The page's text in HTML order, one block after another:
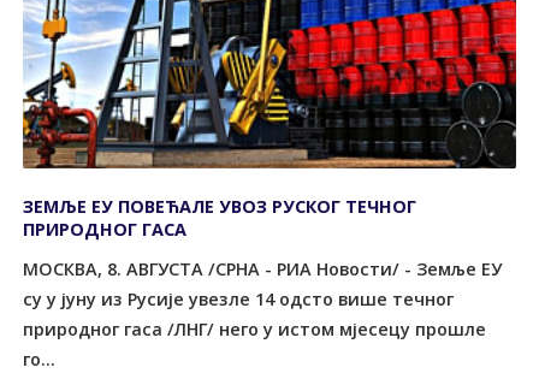
ЗЕМЉЕ ЕУ ПОВЕЋАЛЕ УВОЗ РУСКОГ ТЕЧНОГ
ПРИРОДНОГ ГАСА
МОСКВА, 8. АВГУСТА /СРНА - РИА Новости/ - Земље ЕУ
су у јуну из Русије увезле 14 одсто више течног
природног гаса /ЛНГ/ него у истом мјесецу прошле
го...